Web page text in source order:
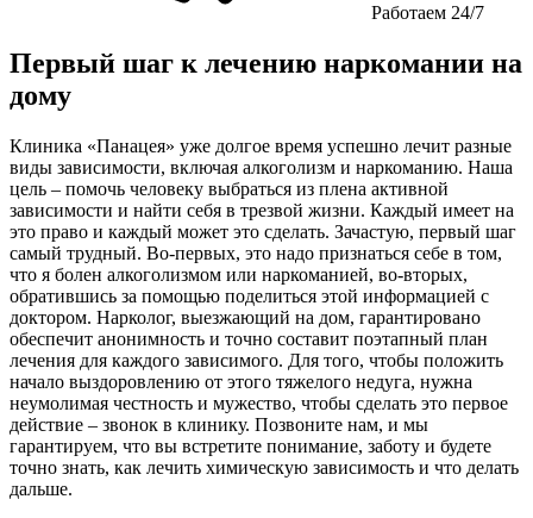
Работаем 24/7
Первый шаг к лечению наркомании на
дому
Клиника «Панацея» уже долгое время успешно лечит разные
виды зависимости, включая алкоголизм и наркоманию. Наша
цель – помочь человеку выбраться из плена активной
зависимости и найти себя в трезвой жизни. Каждый имеет на
это право и каждый может это сделать. Зачастую, первый шаг
самый трудный. Во-первых, это надо признаться себе в том,
что я болен алкоголизмом или наркоманией, во-вторых,
обратившись за помощью поделиться этой информацией с
доктором. Нарколог, выезжающий на дом, гарантировано
обеспечит анонимность и точно составит поэтапный план
лечения для каждого зависимого. Для того, чтобы положить
начало выздоровлению от этого тяжелого недуга, нужна
неумолимая честность и мужество, чтобы сделать это первое
действие – звонок в клинику. Позвоните нам, и мы
гарантируем, что вы встретите понимание, заботу и будете
точно знать, как лечить химическую зависимость и что делать
дальше.